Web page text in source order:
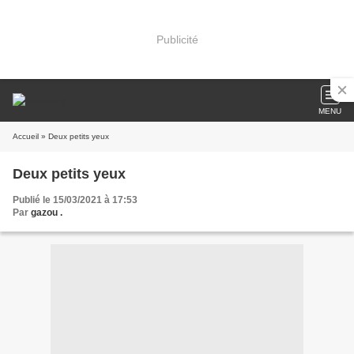
Publicité
MENU
Accueil » Deux petits yeux
Deux petits yeux
Publié le 15/03/2021 à 17:53
Par gazou .